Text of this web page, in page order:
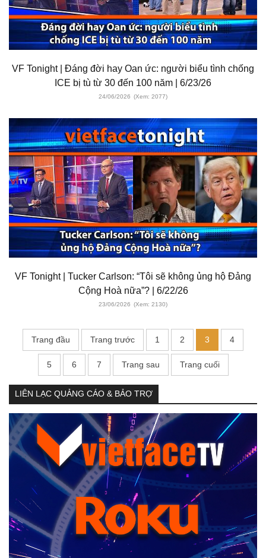
VF Tonight | Đáng đời hay Oan ức: người biểu tình chống
ICE bị tù từ 30 đến 100 năm | 6/23/26
24/06/2026 (Xem: 2077)
VF Tonight | Tucker Carlson: “Tôi sẽ không ủng hộ Đảng
Cộng Hoà nữa”? | 6/22/26
23/06/2026 (Xem: 2130)
Trang đầu Trang trước 1 2 3 4
5 6 7 Trang sau Trang cuối
LIÊN LẠC QUẢNG CÁO & BẢO TRỢ